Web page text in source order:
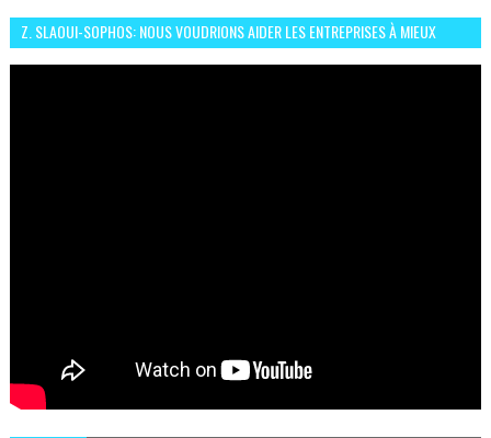
Z. SLAOUI-SOPHOS: NOUS VOUDRIONS AIDER LES ENTREPRISES À MIEUX